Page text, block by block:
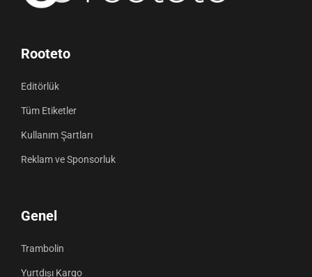
Rooteto
Editörlük
Tüm Etiketler
Kullanım Şartları
Reklam ve Sponsorluk
Genel
Trambolin
Yurtdışı Kargo